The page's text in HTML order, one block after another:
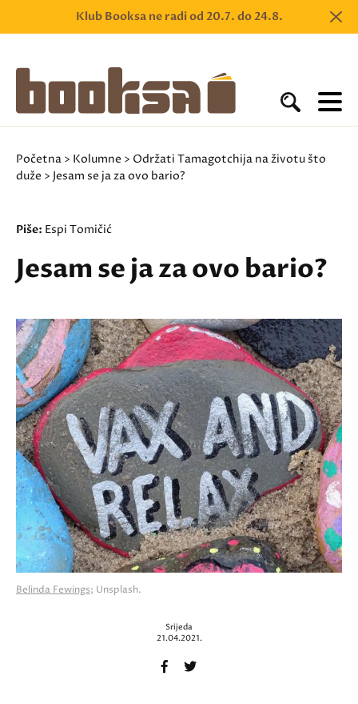
Klub Booksa ne radi od 20.7. do 24.8.
Početna > Kolumne > Održati Tamagotchija na životu što
duže > Jesam se ja za ovo bario?
Piše: Espi Tomičić
Jesam se ja za ovo bario?
Belinda Fewings; Unsplash.
Srijeda
21.04.2021.